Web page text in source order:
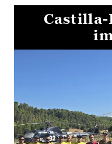
Castilla-